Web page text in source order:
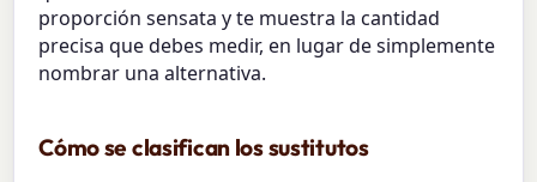
proporción sensata y te muestra la cantidad
precisa que debes medir, en lugar de simplemente
nombrar una alternativa.
Cómo se clasifican los sustitutos